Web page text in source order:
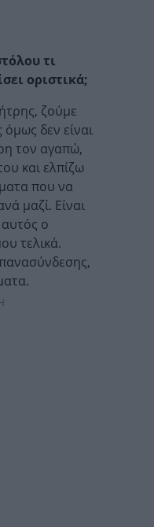
τι
οριστικά;
ζούμε
δεν είναι
τον αγαπώ,
και ελπίζω
που να
μαζί. Είναι
ο
τελικά.